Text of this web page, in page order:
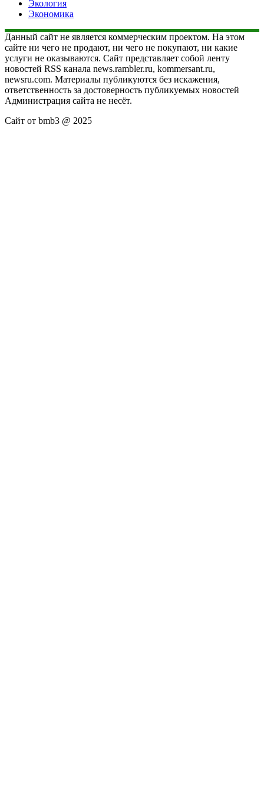
Экология
Экономика
Данный сайт не является коммерческим проектом. На этом
сайте ни чего не продают, ни чего не покупают, ни какие
услуги не оказываются. Сайт представляет собой ленту
новостей RSS канала news.rambler.ru, kommersant.ru,
newsru.com. Материалы публикуются без искажения,
ответственность за достоверность публикуемых новостей
Администрация сайта не несёт.
Сайт от bmb3 @ 2025